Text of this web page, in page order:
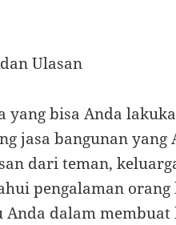
Ulasan
yang bisa Anda
jasa bangunan
dari teman,
pengalaman
dalam membuat